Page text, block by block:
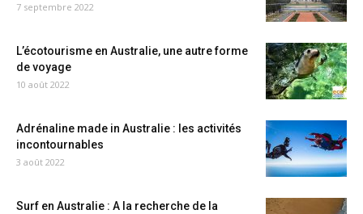
7 septembre 2022
L’écotourisme en Australie, une autre forme
de voyage
10 août 2022
Adrénaline made in Australie : les activités
incontournables
3 août 2022
Surf en Australie : A la recherche de la